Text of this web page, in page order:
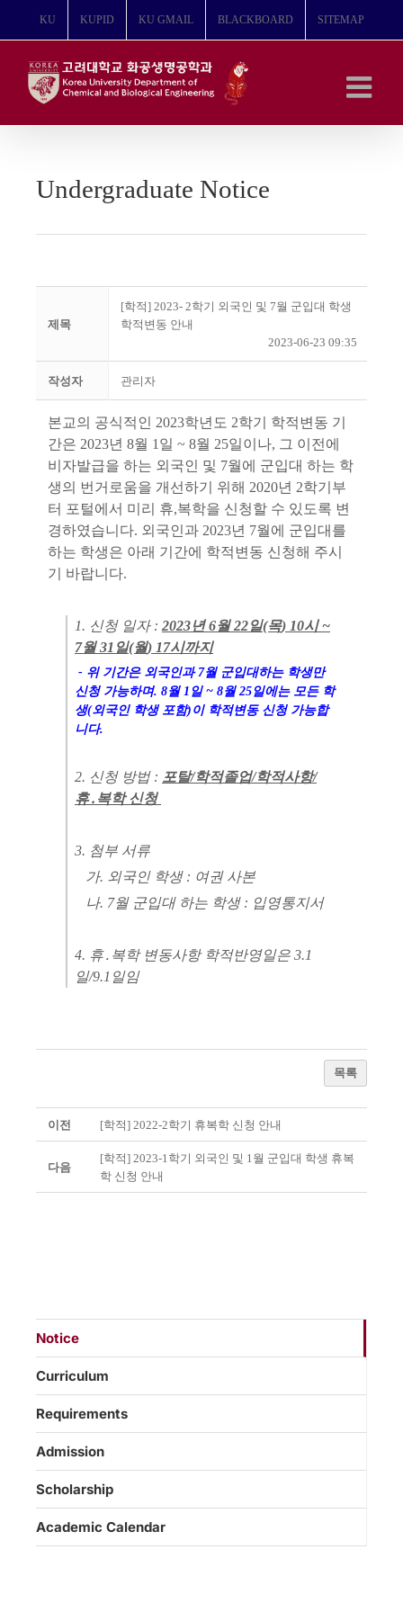
뛰
KU KUPID KU GMAIL BLACKBOARD SITEMAP
Undergraduate Notice
제목
[학적] 2023- 2학기 외국인 및 7월 군입대 학생
학적변동 안내
2023-06-23 09:35
작성자 관리자
본교의 공식적인 2023학년도 2학기 학적변동 기
간은 2023년 8월 1 일 ~ 8월 25일이나, 그 이전에
비자발급을 하는 외국인 및 7월에 군입대 하는 학
생의 번거로움을 개선하기 위해 2020년 2학기부
터 포털에서 미리 휴,복학을 신청할 수 있도록 변
경하였습니다. 외국인과 2023년 7월에 군입대를
하는 학생은 아래 기간에 학적변동 신청해 주시
기 바랍니다.
1. 신청 일자 : 2023년 6월 22일(목) 10시~
7월 31 일(월) 17시까지
- 위 기간은 외국인과 7월 군입대하는 학생만
신청 가능하며. 8월 1 일 ~ 8월 25 일에는모든 학
생(외국인 학생 포함)이 학적변동 신청 가능합
니다.
2. 신청 방법 : 포탈/학적졸업/학적사항/
휴․복학 신청
3. 첨부 서류
가. 외국인 학생 : 여권 사본
나. 7월 군입대 하는 학생 : 입영통지서
4. 휴․복학 변동사항 학적반영일은 3.1
일/9.1일임
목록
이전 [학적] 2022-2학기 휴복학 신청 안내
다음
[학적] 2023-1학기 외국인 및 1월 군입대 학생 휴복
학 신청 안내
Notice
Curriculum
Requirements
Admission
Scholarship
Academic Calendar